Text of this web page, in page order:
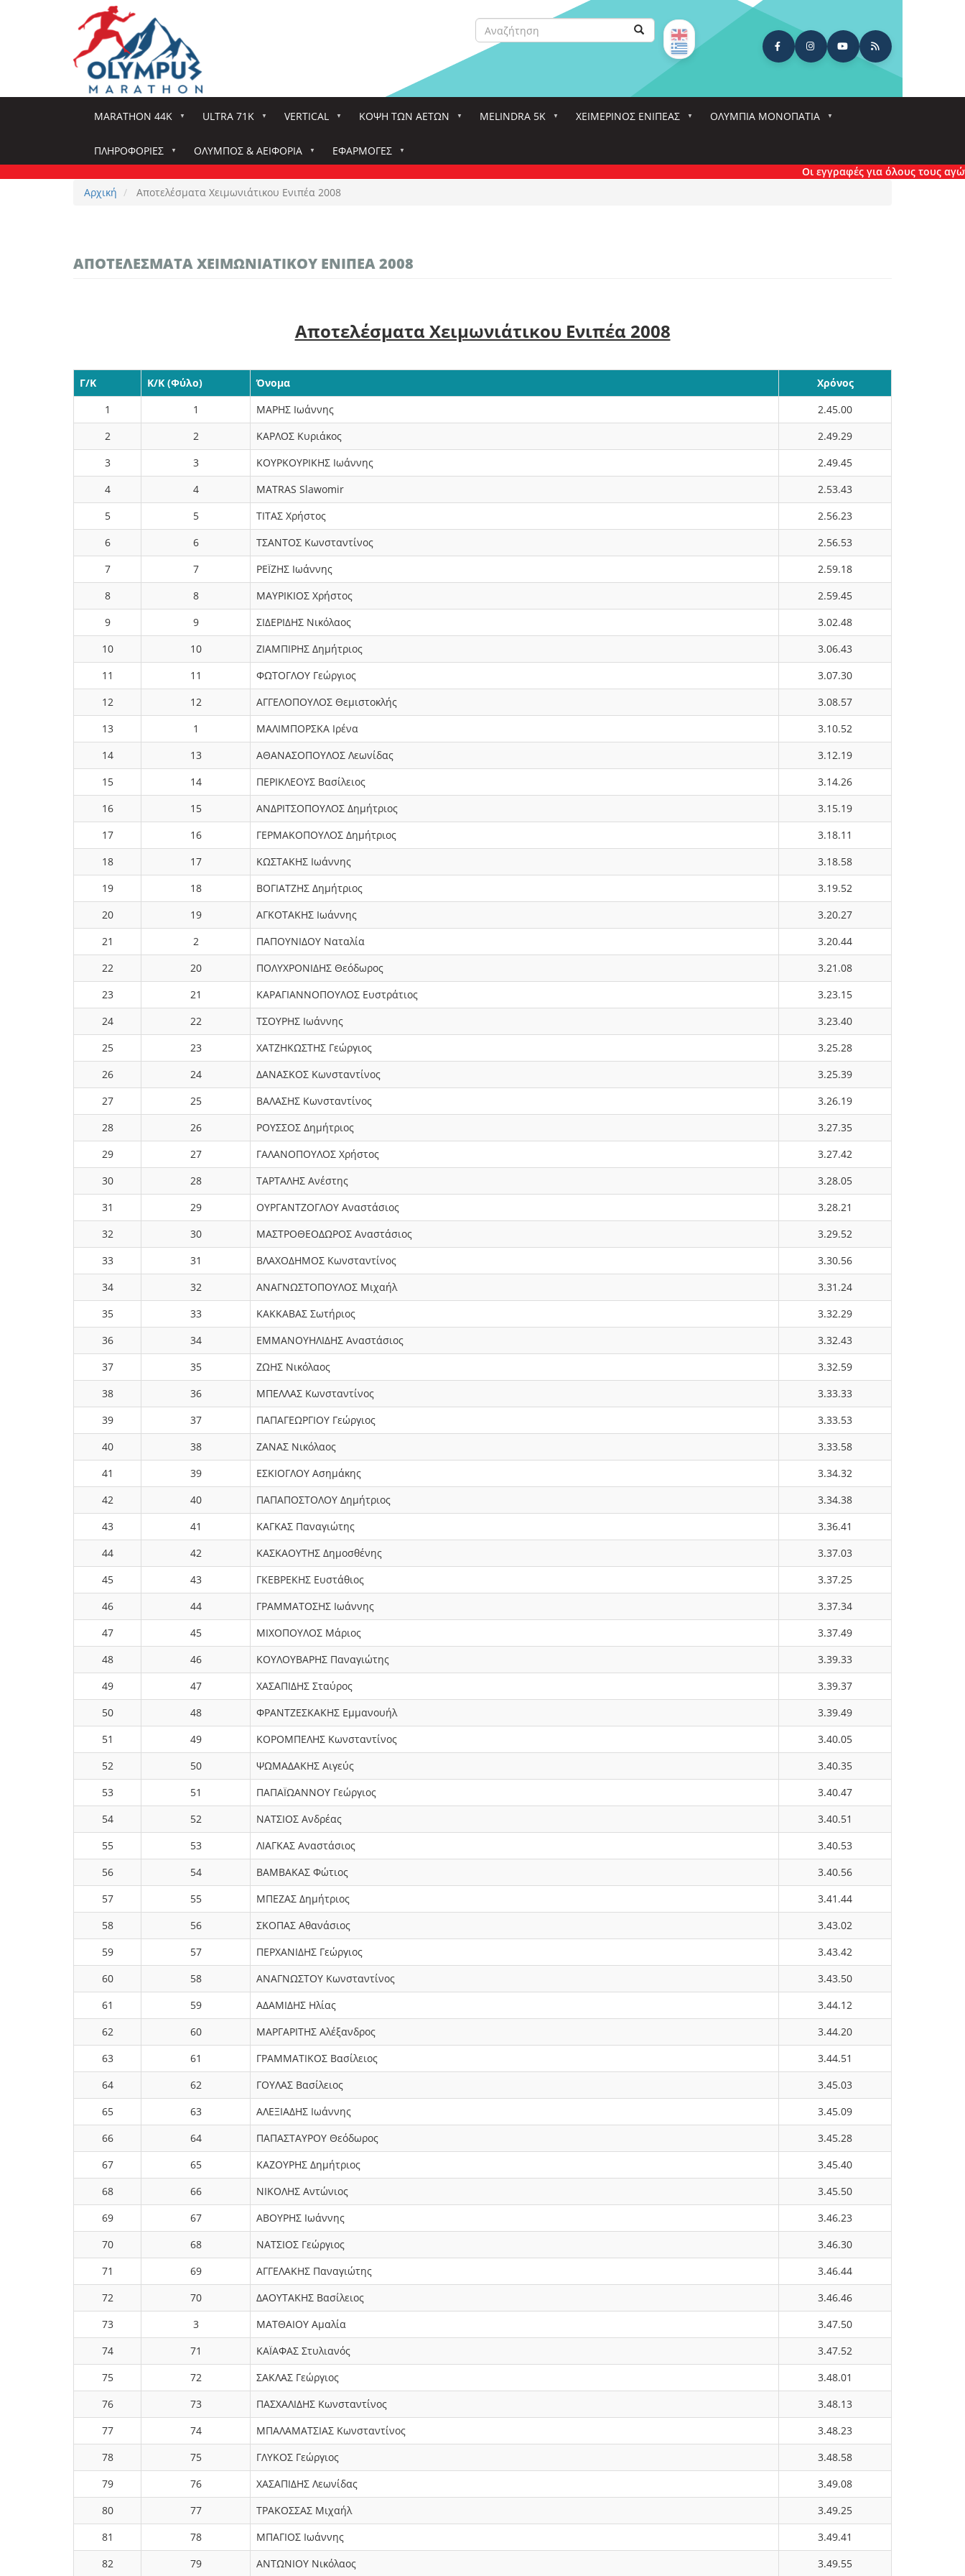
Search
Αναζήτηση Αναζήτηση
MARATHON 44K ULTRA 71K VERTICAL ΚΌΨΗ ΤΩΝ ΑΕΤΏΝ MELINDRA 5K ΧΕΙΜΕΡΙΝΟΣ ΕΝΙΠΕΑΣ ΟΛΎΜΠΙΑ ΜΟΝΟΠΆΤΙΑ
ΠΛΗΡΟΦΟΡΊΕΣ ΌΛΥΜΠΟΣ & ΑΕΙΦΟΡΊΑ
ΕΦΑΡΜΟΓΈΣ
Οι εγγραφές για όλους τους αγώνες
Αρχική
Αποτελέσματα Χειμωνιάτικου Ενιπέα 2008
ΑΠΟΤΕΛΈΣΜΑΤΑ ΧΕΙΜΩΝΙΆΤΙΚΟΥ ΕΝΙΠΈΑ 2008
Αποτελέσματα Χειμωνιάτικου Ενιπέα 2008
Γ/Κ Κ/Κ (Φύλο) Όνομα
Χρόνος
1
1 ΜΑΡΗΣ Ιωάννης
2.45.00
2
2 ΚΑΡΛΟΣ Κυριάκος
2.49.29
3
3 ΚΟΥΡΚΟΥΡΙΚΗΣ Ιωάννης
2.49.45
4
4 MATRAS Slawomir
2.53.43
5
5 ΤΙΤΑΣ Χρήστος
2.56.23
6
6 ΤΣΑΝΤΟΣ Κωνσταντίνος
2.56.53
7
7 ΡΕΪΖΗΣ Ιωάννης
2.59.18
8
8 ΜΑΥΡΙΚΙΟΣ Χρήστος
2.59.45
9
9 ΣΙΔΕΡΙΔΗΣ Νικόλαος
3.02.48
10
10 ΖΙΑΜΠΙΡΗΣ Δημήτριος
3.06.43
11
11 ΦΩΤΟΓΛΟΥ Γεώργιος
3.07.30
12
12 ΑΓΓΕΛΟΠΟΥΛΟΣ Θεμιστοκλής
3.08.57
13
1 ΜΑΛΙΜΠΟΡΣΚΑ Ιρένα
3.10.52
14
13 ΑΘΑΝΑΣΟΠΟΥΛΟΣ Λεωνίδας
3.12.19
15
14 ΠΕΡΙΚΛΕΟΥΣ Βασίλειος
3.14.26
16
15 ΑΝΔΡΙΤΣΟΠΟΥΛΟΣ Δημήτριος
3.15.19
17
16 ΓΕΡΜΑΚΟΠΟΥΛΟΣ Δημήτριος
3.18.11
18
17 ΚΩΣΤΑΚΗΣ Ιωάννης
3.18.58
19
18 ΒΟΓΙΑΤΖΗΣ Δημήτριος
3.19.52
20
19 ΑΓΚΟΤΑΚΗΣ Ιωάννης
3.20.27
21
2 ΠΑΠΟΥΝΙΔΟΥ Ναταλία
3.20.44
22
20 ΠΟΛΥΧΡΟΝΙΔΗΣ Θεόδωρος
3.21.08
23
21 ΚΑΡΑΓΙΑΝΝΟΠΟΥΛΟΣ Ευστράτιος
3.23.15
24
22 ΤΣΟΥΡΗΣ Ιωάννης
3.23.40
25
23 ΧΑΤΖΗΚΩΣΤΗΣ Γεώργιος
3.25.28
26
24 ΔΑΝΑΣΚΟΣ Κωνσταντίνος
3.25.39
27
25 ΒΑΛΑΣΗΣ Κωνσταντίνος
3.26.19
28
26 ΡΟΥΣΣΟΣ Δημήτριος
3.27.35
29
27 ΓΑΛΑΝΟΠΟΥΛΟΣ Χρήστος
3.27.42
30
28 ΤΑΡΤΑΛΗΣ Ανέστης
3.28.05
31
29 ΟΥΡΓΑΝΤΖΟΓΛΟΥ Αναστάσιος
3.28.21
32
30 ΜΑΣΤΡΟΘΕΟΔΩΡΟΣ Αναστάσιος
3.29.52
33
31 ΒΛΑΧΟΔΗΜΟΣ Κωνσταντίνος
3.30.56
34
32 ΑΝΑΓΝΩΣΤΟΠΟΥΛΟΣ Μιχαήλ
3.31.24
35
33 ΚΑΚΚΑΒΑΣ Σωτήριος
3.32.29
36
34 ΕΜΜΑΝΟΥΗΛΙΔΗΣ Αναστάσιος
3.32.43
37
35 ΖΩΗΣ Νικόλαος
3.32.59
38
36 ΜΠΕΛΛΑΣ Κωνσταντίνος
3.33.33
39
37 ΠΑΠΑΓΕΩΡΓΙΟΥ Γεώργιος
3.33.53
40
38 ΖΑΝΑΣ Νικόλαος
3.33.58
41
39 ΕΣΚΙΟΓΛΟΥ Ασημάκης
3.34.32
42
40 ΠΑΠΑΠΟΣΤΟΛΟΥ Δημήτριος
3.34.38
43
41 ΚΑΓΚΑΣ Παναγιώτης
3.36.41
44
42 ΚΑΣΚΑΟΥΤΗΣ Δημοσθένης
3.37.03
45
43 ΓΚΕΒΡΕΚΗΣ Ευστάθιος
3.37.25
46
44 ΓΡΑΜΜΑΤΟΣΗΣ Ιωάννης
3.37.34
47
45 ΜΙΧΟΠΟΥΛΟΣ Μάριος
3.37.49
48
46 ΚΟΥΛΟΥΒΑΡΗΣ Παναγιώτης
3.39.33
49
47 ΧΑΣΑΠΙΔΗΣ Σταύρος
3.39.37
50
48 ΦΡΑΝΤΖΕΣΚΑΚΗΣ Εμμανουήλ
3.39.49
51
49 ΚΟΡΟΜΠΕΛΗΣ Κωνσταντίνος
3.40.05
52
50 ΨΩΜΑΔΑΚΗΣ Αιγεύς
3.40.35
53
51 ΠΑΠΑΪΩΑΝΝΟΥ Γεώργιος
3.40.47
54
52 ΝΑΤΣΙΟΣ Ανδρέας
3.40.51
55
53 ΛΙΑΓΚΑΣ Αναστάσιος
3.40.53
56
54 ΒΑΜΒΑΚΑΣ Φώτιος
3.40.56
57
55 ΜΠΕΖΑΣ Δημήτριος
3.41.44
58
56 ΣΚΟΠΑΣ Αθανάσιος
3.43.02
59
57 ΠΕΡΧΑΝΙΔΗΣ Γεώργιος
3.43.42
60
58 ΑΝΑΓΝΩΣΤΟΥ Κωνσταντίνος
3.43.50
61
59 ΑΔΑΜΙΔΗΣ Ηλίας
3.44.12
62
60 ΜΑΡΓΑΡΙΤΗΣ Αλέξανδρος
3.44.20
63
61 ΓΡΑΜΜΑΤΙΚΟΣ Βασίλειος
3.44.51
64
62 ΓΟΥΛΑΣ Βασίλειος
3.45.03
65
63 ΑΛΕΞΙΑΔΗΣ Ιωάννης
3.45.09
66
64 ΠΑΠΑΣΤΑΥΡΟΥ Θεόδωρος
3.45.28
67
65 ΚΑΖΟΥΡΗΣ Δημήτριος
3.45.40
68
66 ΝΙΚΟΛΗΣ Αντώνιος
3.45.50
69
67 ΑΒΟΥΡΗΣ Ιωάννης
3.46.23
70
68 ΝΑΤΣΙΟΣ Γεώργιος
3.46.30
71
69 ΑΓΓΕΛΑΚΗΣ Παναγιώτης
3.46.44
72
70 ΔΑΟΥΤΑΚΗΣ Βασίλειος
3.46.46
73
3 ΜΑΤΘΑΙΟΥ Αμαλία
3.47.50
74
71 ΚΑΪΑΦΑΣ Στυλιανός
3.47.52
75
72 ΣΑΚΛΑΣ Γεώργιος
3.48.01
76
73 ΠΑΣΧΑΛΙΔΗΣ Κωνσταντίνος
3.48.13
77
74 ΜΠΑΛΑΜΑΤΣΙΑΣ Κωνσταντίνος
3.48.23
78
75 ΓΛΥΚΟΣ Γεώργιος
3.48.58
79
76 ΧΑΣΑΠΙΔΗΣ Λεωνίδας
3.49.08
80
77 ΤΡΑΚΟΣΣΑΣ Μιχαήλ
3.49.25
81
78 ΜΠΑΓΙΟΣ Ιωάννης
3.49.41
82
79 ΑΝΤΩΝΙΟΥ Νικόλαος 3.49.55